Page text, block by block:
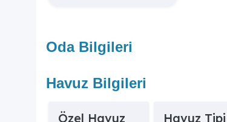
Oda Bilgileri
Havuz Bilgileri
Özel Havuz Havuz Tipi